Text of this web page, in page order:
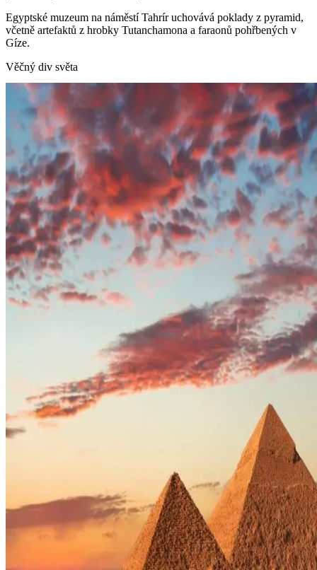
Egyptské muzeum na náměstí Tahrír uchovává poklady z pyramid,
včetně artefaktů z hrobky Tutanchamona a faraonů pohřbených v
Gíze.
Věčný div světa